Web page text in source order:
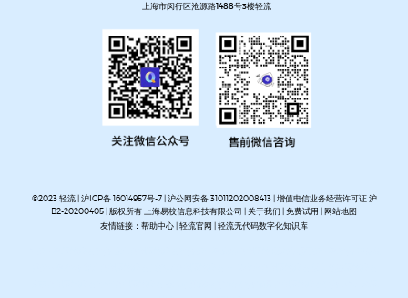
上海市闵行区沧源路1488号3楼轻流
©2023 轻流 | 沪ICP备 16014957号-7| 沪公网安备 31011202008413 | 增值电信业务经营许可证 沪
B2-20200405 | 版权所有 上海易校信息科技有限公司 | 关于我们 免费试用
网站地图
友情链接： 帮助中心 轻流官网 轻流无代码数字化知识库